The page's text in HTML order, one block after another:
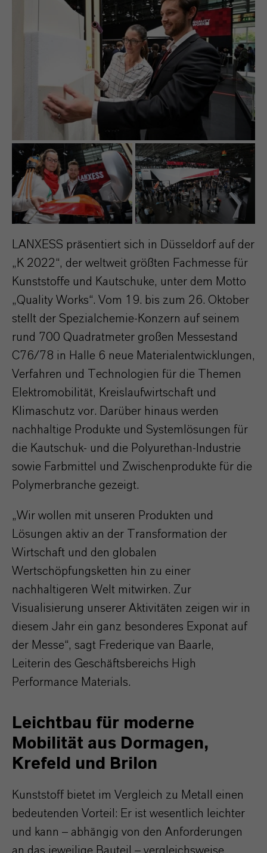
LANXESS präsentiert sich in Düsseldorf auf der
„K 2022“, der weltweit größten Fachmesse für
Kunststoffe und Kautschuke, unter dem Motto
„Quality Works“. Vom 19. bis zum 26. Oktober
stellt der Spezialchemie-Konzern auf seinem
rund 700 Quadratmeter großen Messestand
C76/78 in Halle 6 neue Materialentwicklungen,
Verfahren und Technologien für die Themen
Elektromobilität, Kreislaufwirtschaft und
Klimaschutz vor. Darüber hinaus werden
nachhaltige Produkte und Systemlösungen für
die Kautschuk- und die Polyurethan-Industrie
sowie Farbmittel und Zwischenprodukte für die
Polymerbranche gezeigt.
„Wir wollen mit unseren Produkten und
Lösungen aktiv an der Transformation der
Wirtschaft und den globalen
Wertschöpfungsketten hin zu einer
nachhaltigeren Welt mitwirken. Zur
Visualisierung unserer Aktivitäten zeigen wir in
diesem Jahr ein ganz besonderes Exponat auf
der Messe“, sagt Frederique van Baarle,
Leiterin des Geschäftsbereichs High
Performance Materials.
Leichtbau für moderne
Mobilität aus Dormagen,
Krefeld und Brilon
Kunststoff bietet im Vergleich zu Metall einen
bedeutenden Vorteil: Er ist wesentlich leichter
und kann – abhängig von den Anforderungen
an das jeweilige Bauteil – vergleichsweise